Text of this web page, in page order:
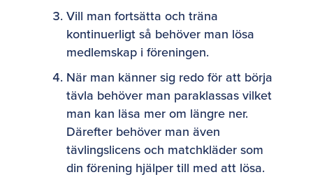
Vill man fortsätta och träna
kontinuerligt så behöver man lösa
medlemskap i föreningen.
När man känner sig redo för att börja
tävla behöver man paraklassas vilket
man kan läsa mer om längre ner.
Därefter behöver man även
tävlingslicens och matchkläder som
din förening hjälper till med att lösa.